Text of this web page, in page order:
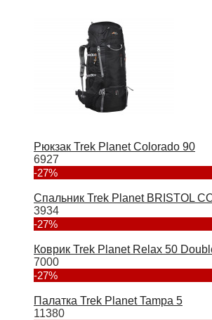
Рюкзак Trek Planet Colorado 90
6927
-27%
Спальник Trek Planet BRISTOL
3934
-27%
Коврик Trek Planet Relax 50
7000
-27%
Палатка Trek Planet Tampa 5
11380